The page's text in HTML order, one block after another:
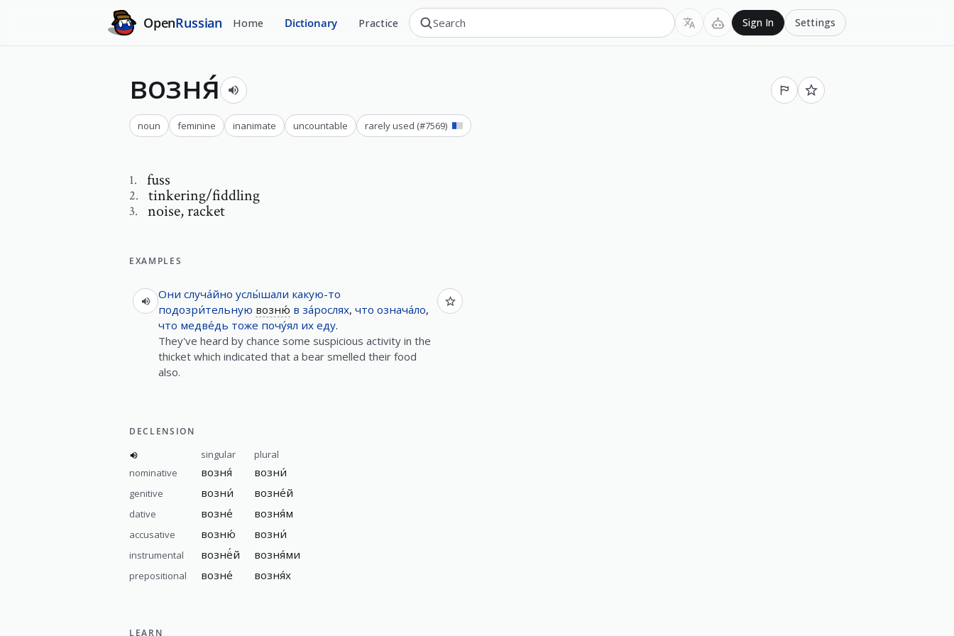
OpenRussian Home Dictionary Practice Sign In Settings
возня́
noun feminine inanimate uncountable rarely used (#7569)
1. fuss
2. tinkering/fiddling
3. noise,racket
EXAMPLES
Они случа́йно услы́шали какую-то
подозри́тельную возню́ в за́рослях, что означа́ло,
что медве́дь тоже почу́ял их еду.
They've heard by chance some suspicious activity in the
thicket which indicated that a bear smelled their food
also.
DECLENSION
singular
plural
nominative
возня́ возни́
genitive возни́ возне́й
dative возне́ возня́м
accusative возню́ возни́
instrumental вознё́й возня́ми
prepositional возне́ возня́х
LEARN